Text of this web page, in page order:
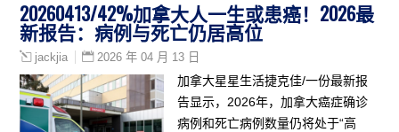
20260413/42%加拿大人一生或患癌！2026最
新报告：病例与死亡仍居高位
jackjia 2026 年 04 月 13 日
加拿大星星生活捷克佳/一份最新报
告显示，2026年，加拿大癌症确诊
病例和死亡病例数量仍将处于“高